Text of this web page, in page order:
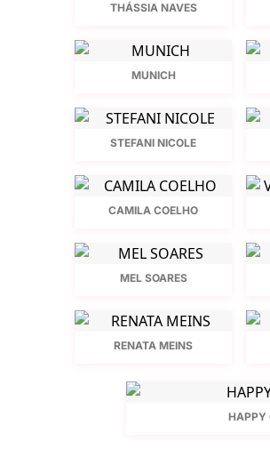
THÁSSIA NAVES
MUNICH
STEFANI NICOLE
CAMILA COELHO
MEL SOARES
RENATA MEINS
HAPPY